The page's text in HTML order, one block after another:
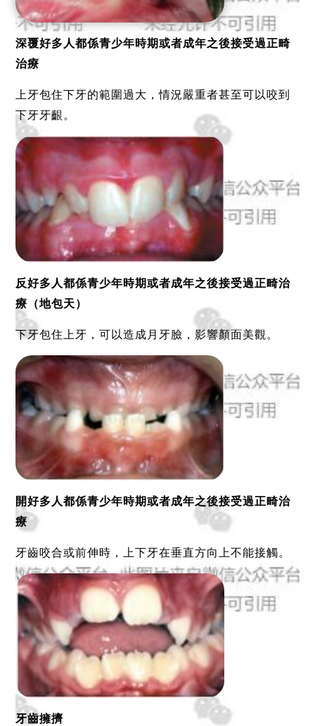
深覆好多人都係青少年時期或者成年之後接受過正畸
治療
上牙包住下牙的範圍過大，情況嚴重者甚至可以咬到
下牙牙齦。
反好多人都係青少年時期或者成年之後接受過正畸治
療（地包天）
下牙包住上牙，可以造成月牙臉，影響顏面美觀。
開好多人都係青少年時期或者成年之後接受過正畸治
療
牙齒咬合或前伸時，上下牙在垂直方向上不能接觸。
牙齒擁擠